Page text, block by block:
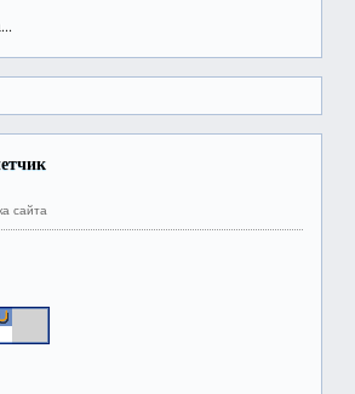
сайта